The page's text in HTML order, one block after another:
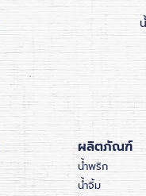
ผลิตภัณฑ์
น้ำพริก
น้ำจิ้ม